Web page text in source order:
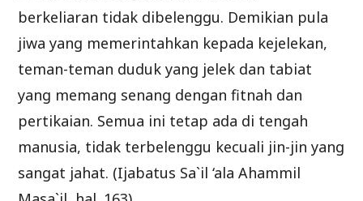
berkeliaran tidak dibelenggu. Demikian pula
jiwa yang memerintahkan kepada kejelekan,
teman-teman duduk yang jelek dan tabiat
yang memang senang dengan fitnah dan
pertikaian. Semua ini tetap ada di tengah
manusia, tidak terbelenggu kecuali jin-jin yang
sangat jahat. (Ijabatus Sa`il ‘ala Ahammil